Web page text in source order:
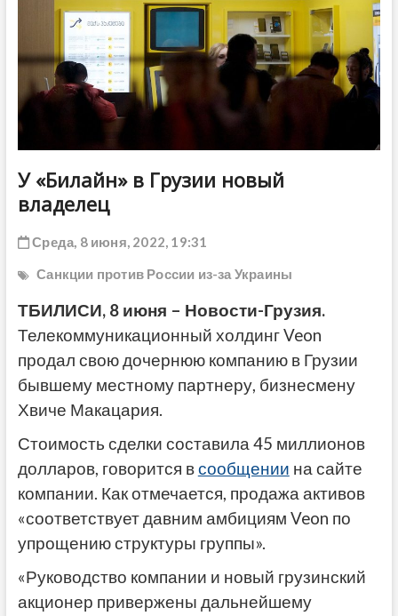
У «Билайн» в Грузии новый
владелец
Среда, 8 июня, 2022, 19:31
Санкции против России из-за Украины
ТБИЛИСИ, 8 июня – Новости-Грузия.
Телекоммуникационный холдинг Veon
продал свою дочернюю компанию в Грузии
бывшему местному партнеру, бизнесмену
Хвиче Макацария.
Стоимость сделки составила 45 миллионов
долларов, говорится всообщении на сайте
компании. Как отмечается, продажа активов
«соответствует давним амбициям Veon по
упрощению структуры группы».
«Руководство компании и новый грузинский
акционер привержены дальнейшему